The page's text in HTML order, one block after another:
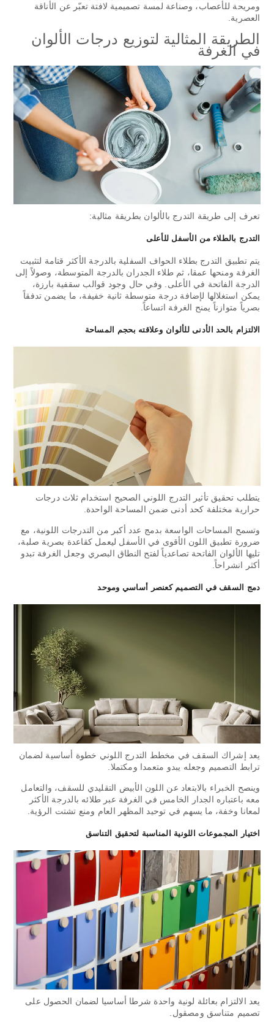
ومريحة للأعصاب، وصناعة لمسة تصميمية لافتة تعبّر عن الأناقة
العصرية.
الطريقة المثالية لتوزيع درجات الألوان
في الغرفة
تعرف إلى طريقة التدرج بالألوان بطريقة مثالية:
التدرج بالطلاء من الأسفل للأعلى
يتم تطبيق التدرج بطلاء الحواف السفلية بالدرجة الأكثر قتامة لتثبيت
الغرفة ومنحها عمقا، ثم طلاء الجدران بالدرجة المتوسطة، وصولاً إلى
الدرجة الفاتحة في الأعلى. وفي حال وجود قوالب سقفية بارزة،
يمكن استغلالها لإضافة درجة متوسطة ثانية خفيفة، ما يضمن تدفقاً
بصرياً متوازناً يمنح الغرفة اتساعاً.
الالتزام بالحد الأدنى للألوان وعلاقته بحجم المساحة
يتطلب تحقيق تأثير التدرج اللوني الصحيح استخدام ثلاث درجات
حرارية مختلفة كحد أدنى ضمن المساحة الواحدة.
وتسمح المساحات الواسعة بدمج عدد أكبر من التدرجات اللونية، مع
ضرورة تطبيق اللون الأقوى في الأسفل ليعمل كقاعدة بصرية صلبة،
تليها الألوان الفاتحة تصاعدياً لفتح النطاق البصري وجعل الغرفة تبدو
أكثر انشراحاً.
دمج السقف في التصميم كعنصر أساسي وموحد
يعد إشراك السقف في مخطط التدرج اللوني خطوة أساسية لضمان
ترابط التصميم وجعله يبدو متعمدا ومكتملا.
وينصح الخبراء بالابتعاد عن اللون الأبيض التقليدي للسقف، والتعامل
معه باعتباره الجدار الخامس في الغرفة عبر طلائه بالدرجة الأكثر
لمعانا وخفة، ما يسهم في توحيد المظهر العام ومنع تشتت الرؤية.
اختيار المجموعات اللونية المناسبة لتحقيق التناسق
يعد الالتزام بعائلة لونية واحدة شرطا أساسيا لضمان الحصول على
تصميم متناسق ومصقول.